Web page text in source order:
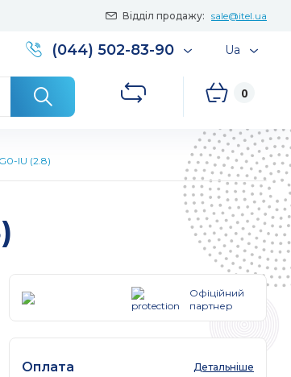
Відділ продажу: sale@itel.ua
(044) 502-83-90 Ua
0
IU (2.8)
Офіційний
партнер
Оплата Детальніше